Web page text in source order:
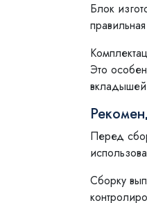
Блок
Это
Перед
Сборку